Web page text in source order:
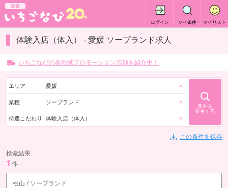
愛媛
ログイン マイ条件 マイリスト
体験入店（体入） - 愛媛 ソープランド求人
いちごなびの各地域プロモーション活動を紹介中！
エリア 愛媛 ×
業種 ソープランド ×
待遇こだわり 体験入店（体入） ×
条件を
変更する
この条件を保存
検索結果
1 件
松山 / ソープランド